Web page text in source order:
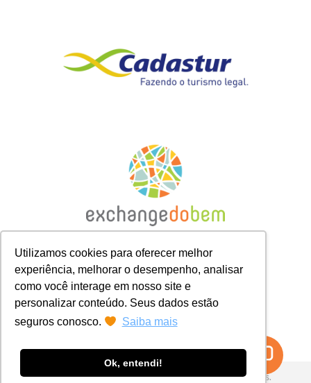
Utilizamos cookies para oferecer melhor
experiência, melhorar o desempenho, analisar
como você interage em nosso site e
personalizar conteúdo. Seus dados estão
seguros conosco.
Saiba mais
Ok, entendi!
© 2026 Exchange do Bem. Todos os direitos reservados.